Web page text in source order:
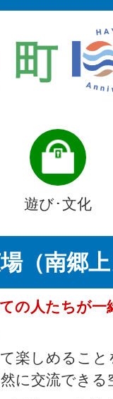
遊び･文化
（南郷
の人たちが
楽しめるこ
に交流でき